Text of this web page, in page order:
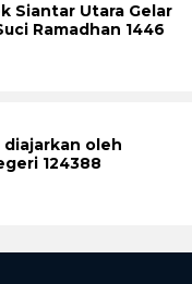
Siantar Utara Gelar
Ramadhan 1446
diajarkan oleh
124388